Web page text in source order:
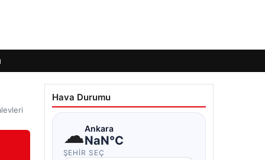
Hava Durumu
☁Ankara
NaN°C
ŞEHIR SEÇ